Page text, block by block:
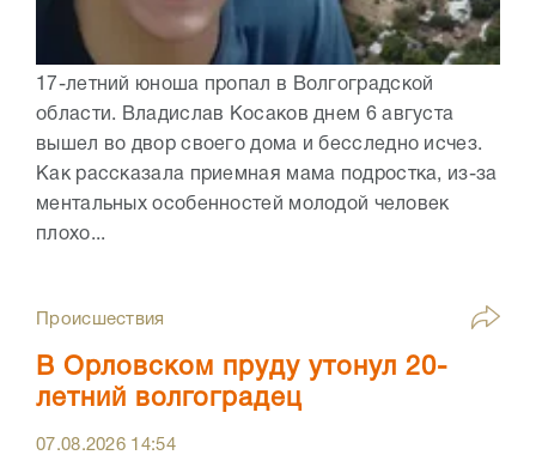
17-летний юноша пропал в Волгоградской
области. Владислав Косаков днем 6 августа
вышел во двор своего дома и бесследно исчез.
Как рассказала приемная мама подростка, из-за
ментальных особенностей молодой человек
плохо...
Происшествия
В Орловском пруду утонул 20-
летний волгоградец
07.08.2026 14:54